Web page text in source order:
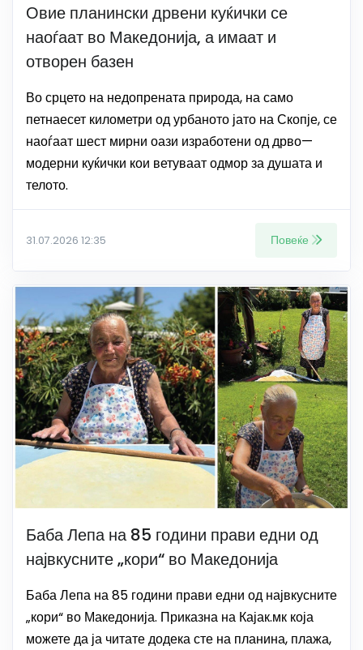
Овие планински дрвени куќички се
наоѓаат во Македонија, а имаат и
отворен базен
Во срцето на недопрената природа, на само
петнаесет километри од урбаното јато на Скопје, се
наоѓаат шест мирни оази изработени од дрво—
модерни куќички кои ветуваат одмор за душата и
телото.
31.07.2026 12:35 Повеќе
Баба Лепа на 85 години прави едни од
највкусните „кори“ во Македонија
Баба Лепа на 85 години прави едни од највкусните
„кори“ во Македонија. Приказна на Кајак.мк која
можете да ја читате додека сте на планина, плажа,